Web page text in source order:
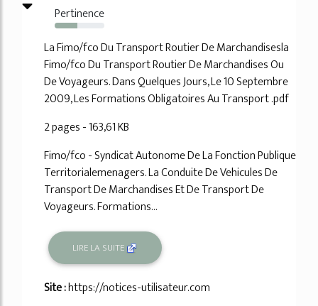
Pertinence
45%
La Fimo/fco Du Transport Routier De Marchandisesla
Fimo/fco Du Transport Routier De Marchandises Ou
De Voyageurs. Dans Quelques Jours, Le 10 Septembre
2009, Les Formations Obligatoires Au Transport .pdf
2 pages - 163,61 KB
Fimo/fco - Syndicat Autonome De La Fonction Publique
Territorialemenagers. La Conduite De Vehicules De
Transport De Marchandises Et De Transport De
Voyageurs. Formations...
LIRE LA SUITE
Site :https://notices-utilisateur.com